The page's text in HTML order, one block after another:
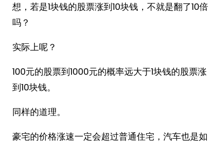
想，若是1块钱的股票涨到10块钱，不就是翻了10倍
吗？
实际上呢？
100元的股票到1000元的概率远大于1块钱的股票涨
到10块钱。
同样的道理。
豪宅的价格涨速一定会超过普通住宅，汽车也是如